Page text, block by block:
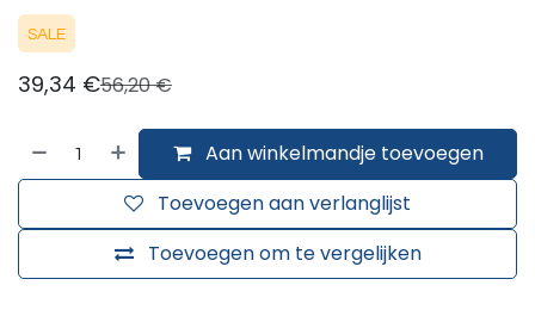
SALE
39,34 €56,20€
Aan winkelmandje toevoegen
Toevoegen om te vergelijken
Toevoegen aan verlanglijst